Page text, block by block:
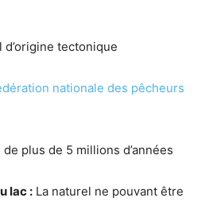
d’origine tectonique
nationale des pêcheurs
plus de 5 millions d’années
lac : La naturel ne pouvant être